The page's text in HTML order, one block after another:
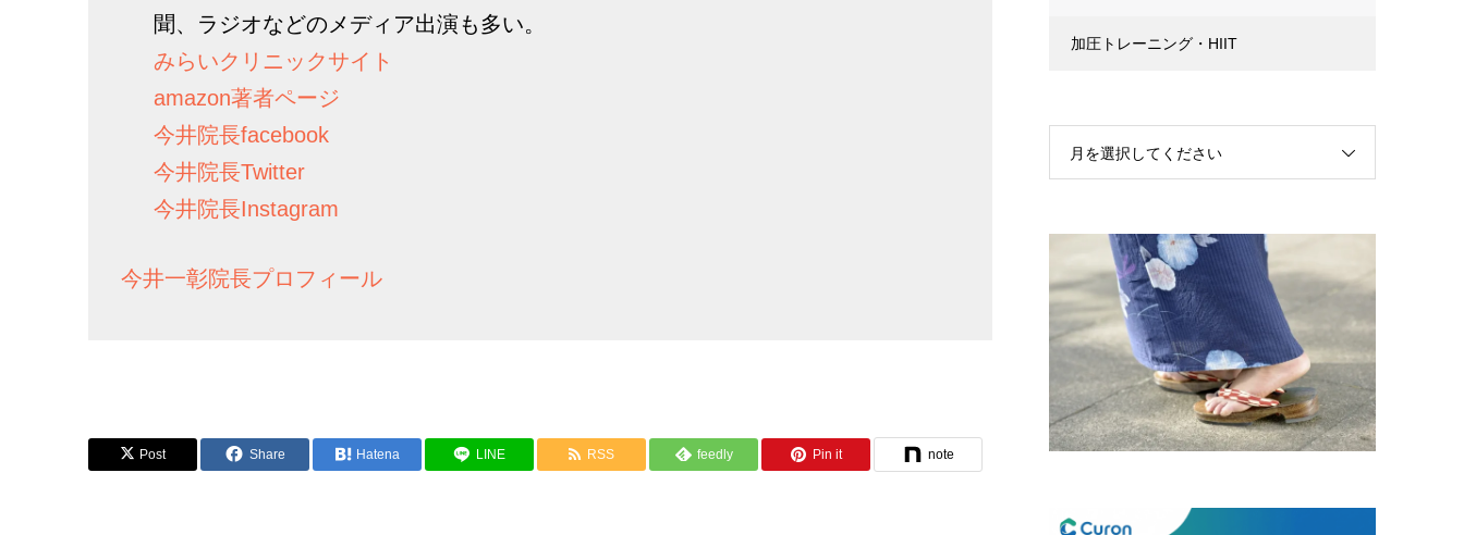
聞、ラジオなどのメディア出演も多い。
みらいクリニックサイト
amazon著者ページ
今井院長facebook
今井院長Twitter
今井院長Instagram
今井一彰院長プロフィール
Post Share Hatena LINE RSS feedly Pin it note
加圧トレーニング・HIIT
月を選択してください